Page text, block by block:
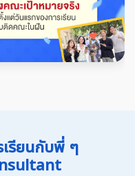
รียนกับพี่ ๆ